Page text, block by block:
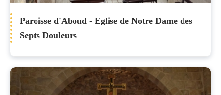
Paroisse d'Aboud - Eglise de Notre Dame des
Septs Douleurs